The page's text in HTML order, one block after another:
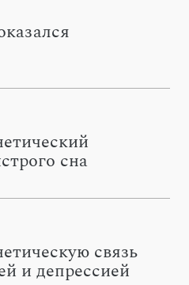
сна
связь
и депрессией